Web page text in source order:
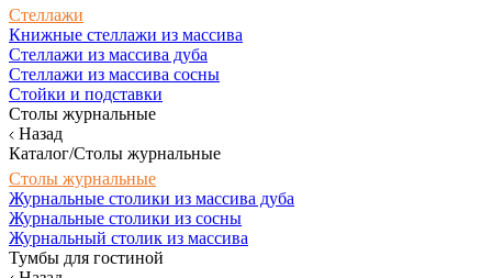
Стеллажи
Книжные стеллажи из массива
Стеллажи из массива дуба
Стеллажи из массива сосны
Стойки и подставки
Столы журнальные
Назад
Каталог/Столы журнальные
Столы журнальные
Журнальные столики из массива дуба
Журнальные столики из сосны
Журнальный столик из массива
Тумбы для гостиной